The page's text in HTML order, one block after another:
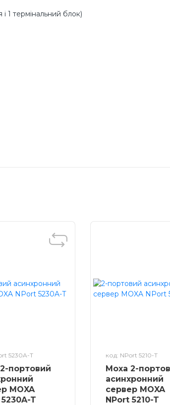
1 термінальний блок)
5230A-T
портовий
MOXA
T
код: NPort 5210-T
Moxa 2-
асинхронний
сервер MOXA
NPort 5210-T